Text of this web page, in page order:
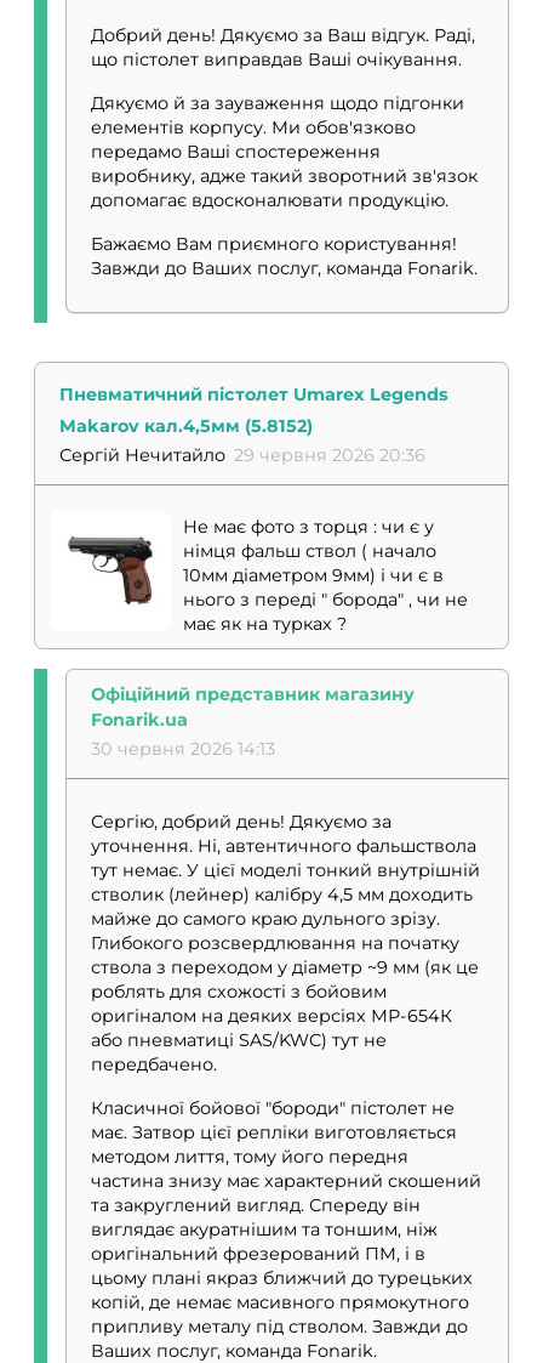
Добрий день! Дякуємо за Ваш відгук. Раді,
що пістолет виправдав Ваші очікування.
Дякуємо й за зауваження щодо підгонки
елементів корпусу. Ми обов'язково
передамо Ваші спостереження
виробнику, адже такий зворотний зв'язок
допомагає вдосконалювати продукцію.
Бажаємо Вам приємного користування!
Завжди до Ваших послуг, команда Fonarik.
Пневматичний пістолет Umarex Legends
Makarov кал.4,5мм (5.8152)
Сергій Нечитайло 29 червня 2026 20:36
Не має фото з торця : чи є у
німця фальш ствол ( начало
10мм діаметром 9мм) і чи є в
нього з переді " борода" , чи не
має як на турках ?
Офіційний представник магазину
Fonarik.ua
30 червня 2026 14:13
Сергію, добрий день! Дякуємо за
уточнення. Ні, автентичного фальшствола
тут немає. У цієї моделі тонкий внутрішній
стволик (лейнер) калібру 4,5 мм доходить
майже до самого краю дульного зрізу.
Глибокого розсвердлювання на початку
ствола з переходом у діаметр ~9 мм (як це
роблять для схожості з бойовим
оригіналом на деяких версіях МР-654К
або пневматиці SAS/KWC) тут не
передбачено.
Класичної бойової "бороди" пістолет не
має. Затвор цієї репліки виготовляється
методом лиття, тому його передня
частина знизу має характерний скошений
та закруглений вигляд. Спереду він
виглядає акуратнішим та тоншим, ніж
оригінальний фрезерований ПМ, і в
цьому плані якраз ближчий до турецьких
копій, де немає масивного прямокутного
припливу металу під стволом. Завжди до
Ваших послуг, команда Fonarik.